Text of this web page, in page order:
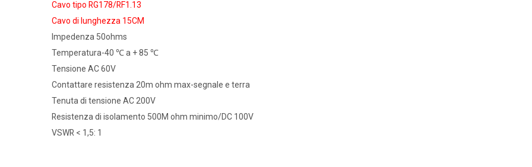
Cavo tipo RG178/RF1.13
Cavo di lunghezza 15CM
Impedenza 50ohms
Temperatura-40 ℃ a + 85 ℃
Tensione AC 60V
Contattare resistenza 20m ohm max-segnale e terra
Tenuta di tensione AC 200V
Resistenza di isolamento 500M ohm minimo/DC 100V
VSWR < 1,5: 1